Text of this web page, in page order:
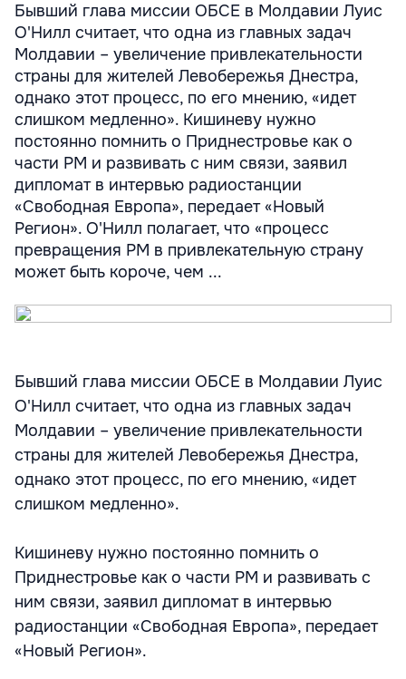
Бывший глава миссии ОБСЕ в Молдавии Луис
О'Нилл считает, что одна из главных задач
Молдавии – увеличение привлекательности
страны для жителей Левобережья Днестра,
однако этот процесс, по его мнению, «идет
слишком медленно». Кишиневу нужно
постоянно помнить о Приднестровье как о
части РМ и развивать с ним связи, заявил
дипломат в интервью радиостанции
«Свободная Европа», передает «Новый
Регион». О'Нилл полагает, что «процесс
превращения РМ в привлекательную страну
может быть короче, чем ...
Бывший глава миссии ОБСЕ в Молдавии Луис
О'Нилл считает, что одна из главных задач
Молдавии – увеличение привлекательности
страны для жителей Левобережья Днестра,
однако этот процесс, по его мнению, «идет
слишком медленно».
Кишиневу нужно постоянно помнить о
Приднестровье как о части РМ и развивать с
ним связи, заявил дипломат в интервью
радиостанции «Свободная Европа», передает
«Новый Регион».